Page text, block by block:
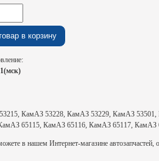
КамАЗ 53228, КамАЗ 53229, КамАЗ
65115, КамАЗ 65116, КамАЗ 65117, КамАЗ
в нашем Интернет-магазине автозапчастей,